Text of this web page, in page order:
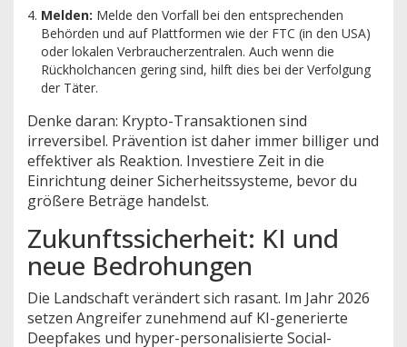
Melden: Melde den Vorfall bei den entsprechenden
Behörden und auf Plattformen wie der FTC (in den USA)
oder lokalen Verbraucherzentralen. Auch wenn die
Rückholchancen gering sind, hilft dies bei der Verfolgung
der Täter.
Denke daran: Krypto-Transaktionen sind
irreversibel. Prävention ist daher immer billiger und
effektiver als Reaktion. Investiere Zeit in die
Einrichtung deiner Sicherheitssysteme, bevor du
größere Beträge handelst.
Zukunftssicherheit: KI und
neue Bedrohungen
Die Landschaft verändert sich rasant. Im Jahr 2026
setzen Angreifer zunehmend auf KI-generierte
Deepfakes und hyper-personalisierte Social-